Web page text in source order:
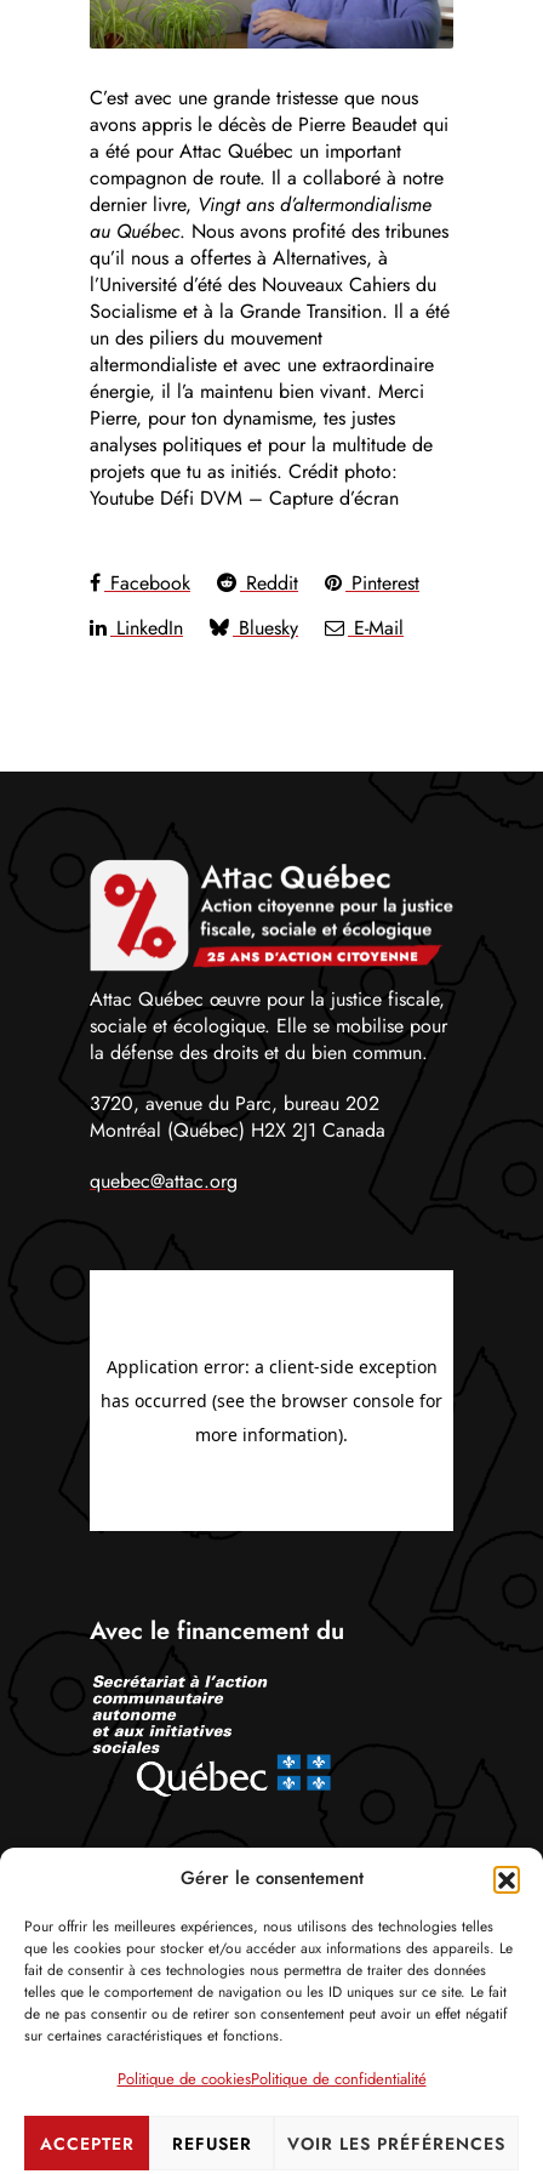
Gérer le consentement
Pour offrir les meilleures expériences, nous utilisons des technologies telles
que les cookies pour stocker et/ou accéder aux informations des appareils. Le
fait de consentir à ces technologies nous permettra de traiter des données
telles que le comportement de navigation ou les ID uniques sur ce site. Le fait
de ne pas consentir ou de retirer son consentement peut avoir un effet négatif
sur certaines caractéristiques et fonctions.
ACCEPTER REFUSER VOIR LES PRÉFÉRENCES
Politique de cookiesPolitique de confidentialité
C’est avec une grande tristesse que nous
avons appris le décès de Pierre Beaudet qui
a été pour Attac Québec un important
compagnon de route. Il a collaboré à notre
dernier livre, Vingt ans d’altermondialisme
au Québec. Nous avons profité des tribunes
qu’il nous a offertes à Alternatives, à
l’Université d’été des Nouveaux Cahiers du
Socialisme et à la Grande Transition. Il a été
un des piliers du mouvement
altermondialiste et avec une extraordinaire
énergie, il l’a maintenu bien vivant. Merci
Pierre, pour ton dynamisme, tes justes
analyses politiques et pour la multitude de
projets que tu as initiés. Crédit photo:
Youtube Défi DVM – Capture d’écran
Facebook Reddit
Pinterest
LinkedIn
Bluesky E-Mail
Attac Québec œuvre pour la justice fiscale,
sociale et écologique. Elle se mobilise pour
la défense des droits et du bien commun.
3720, avenue du Parc, bureau 202
Montréal (Québec) H2X 2J1 Canada
quebec@attac.org
Avec le financement du
Suivez-nous
Politique de cookies
Crédits
Se connecter